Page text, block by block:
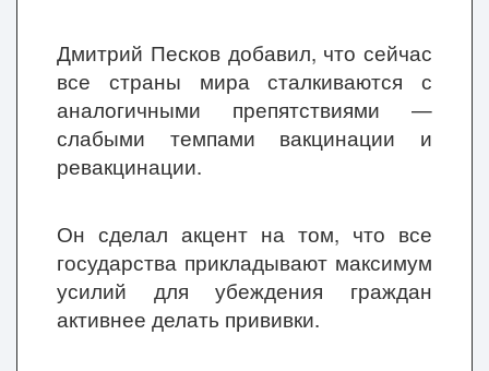
Дмитрий Песков добавил, что сейчас
все страны мира сталкиваются с
аналогичными препятствиями —
слабыми темпами вакцинации и
ревакцинации.
Он сделал акцент на том, что все
государства прикладывают максимум
усилий для убеждения граждан
активнее делать прививки.